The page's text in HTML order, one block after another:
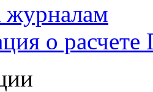
журналам
о